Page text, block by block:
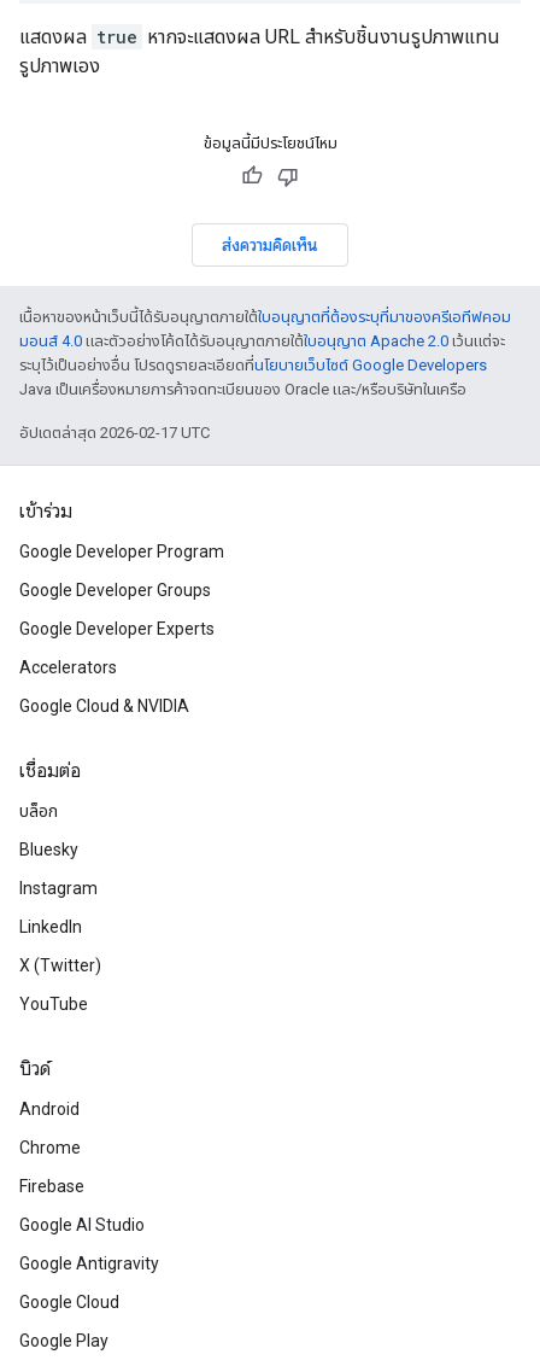
แสดงผล true หากจะแสดงผล URL สำหรับชิ้นงานรูปภาพแทน
รูปภาพเอง
ข้อมูลนี้มีประโยชน์ไหม
ส่งความคิดเห็น
เนื้อหาของหน้าเว็บนี้ได้รับอนุญาตภายใต้ใบอนุญาตที่ต้องระบุที่มาของครีเอทีฟคอม
มอนส์ 4.0 และตัวอย่างโค้ดได้รับอนุญาตภายใต้ใบอนุญาต Apache 2.0 เว้นแต่จะ
ระบุไว้เป็นอย่างอื่น โปรดดูรายละเอียดที่นโยบายเว็บไซต์ Google Developers
Java เป็นเครื่องหมายการค้าจดทะเบียนของ Oracle และ/หรือบริษัทในเครือ
อัปเดตล่าสุด 2026-02-17 UTC
เข้าร่วม
Google Developer Program
Google Developer Groups
Google Developer Experts
Accelerators
Google Cloud & NVIDIA
เชื่อมต่อ
บล็อก
Bluesky
Instagram
LinkedIn
X (Twitter)
YouTube
บิวด์
Android
Chrome
Firebase
Google AI Studio
Google Antigravity
Google Cloud
Google Play